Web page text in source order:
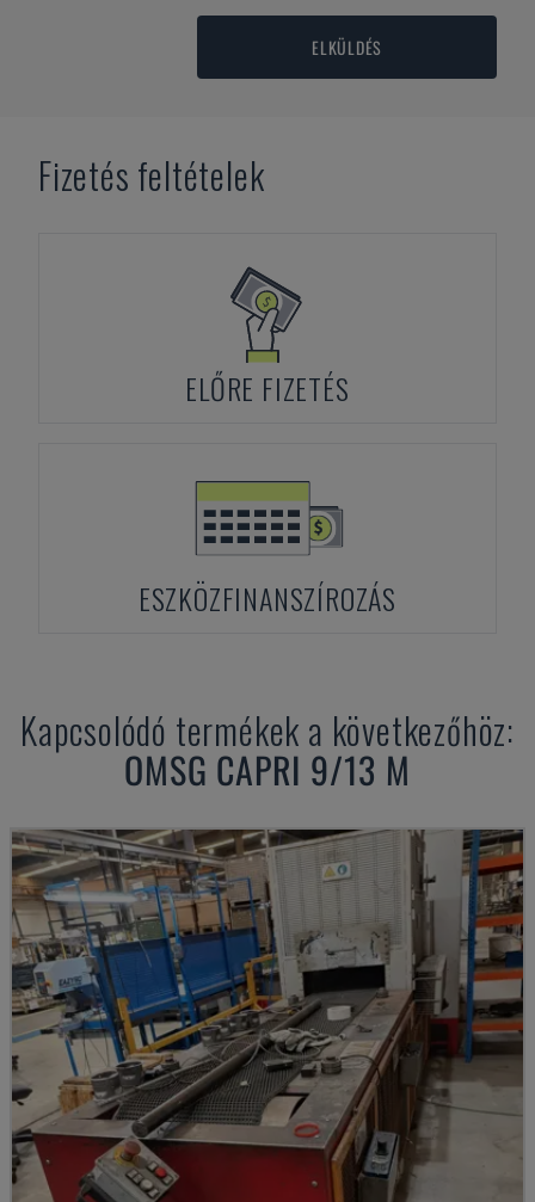
ELKÜLDÉS
Fizetés feltételek
ELŐRE FIZETÉS
ESZKÖZFINANSZÍROZÁS
Kapcsolódó termékek a következőhöz:
OMSG CAPRI 9/13 M